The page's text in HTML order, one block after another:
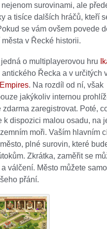
surovinami, ale
a tisíce dalších hráčů, kteří
se vám ovšem povede
v Řecké historii.
o multiplayerovou hru
Řecka a v určitých
. Na rozdíl od ní, však
jakýkoliv internou
zaregistrovat. Poté,
k dispozici malou osadu, na
moři. Vaším hlavním
plné surovin, které
Zkrátka, zaměřit se
válčení. Město můžete
přání.